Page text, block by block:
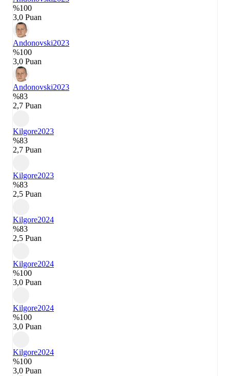
%100
3,0 Puan
Andonovski2023
%100
3,0 Puan
Andonovski2023
%83
2,7 Puan
Kilgore2023
%83
2,7 Puan
Kilgore2023
%83
2,5 Puan
Kilgore2024
%83
2,5 Puan
Kilgore2024
%100
3,0 Puan
Kilgore2024
%100
3,0 Puan
Kilgore2024
%100
3,0 Puan